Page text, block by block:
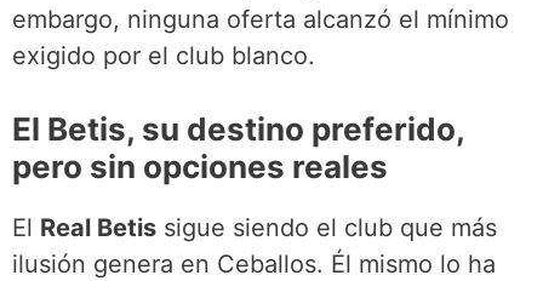
embargo, ninguna oferta alcanzó el mínimo
exigido por el club blanco.
El Betis, su destino preferido,
pero sin opciones reales
El Real Betis sigue siendo el club que más
ilusión genera en Ceballos. Él mismo lo ha